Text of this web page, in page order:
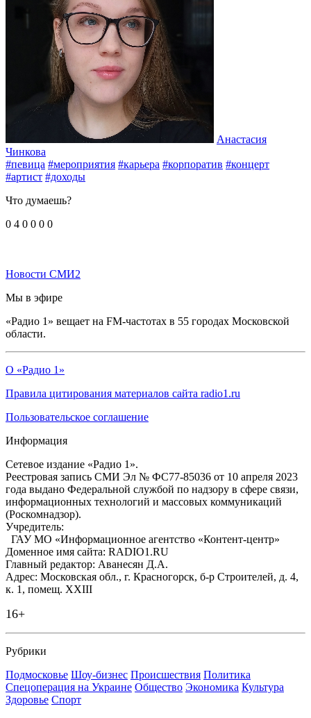
Анастасия
Чинкова
#певица #мероприятия #карьера #корпоратив #концерт
#артист #доходы
Что думаешь?
0 4 0 0 0 0
Новости СМИ2
Мы в эфире
«Радио 1» вещает на FM-частотах в 55 городах Московской
области.
О «Радио 1»
Правила цитирования материалов сайта radio1.ru
Пользовательское соглашение
Информация
Сетевое издание «Радио 1».
Реестровая запись СМИ Эл № ФС77-85036 от 10 апреля 2023
года выдано Федеральной службой по надзору в сфере связи,
информационных технологий и массовых коммуникаций
(Роскомнадзор).
Учредитель:
ГАУ МО «Информационное агентство «Контент-центр»
Доменное имя сайта: RADIO1.RU
Главный редактор: Аванесян Д.А.
Адрес: Московская обл., г. Красногорск, б-р Строителей, д. 4,
к. 1, помещ. XXIII
16+
Рубрики
Подмосковье Шоу-бизнес Происшествия Политика
Спецоперация на Украине Общество Экономика Культура
Здоровье Спорт